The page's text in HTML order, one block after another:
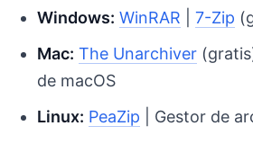
Windows: WinRAR |7-Zip
Mac: The Unarchiver
de macOS
Linux: PeaZip | Gestor de